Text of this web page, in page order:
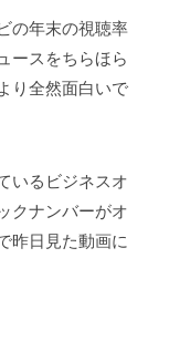
の年末の視聴率
ースをちらほら
り全然面白いで
いるビジネスオ
クナンバーがオ
昨日見た動画に